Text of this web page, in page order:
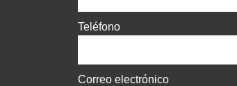
Teléfono
Correo electrónico